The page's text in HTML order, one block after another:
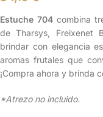
Estuche 704 combina
de Tharsys, Freixenet
brindar con elegancia
aromas frutales que
¡Compra ahora y brinda
*Atrezo no incluido.